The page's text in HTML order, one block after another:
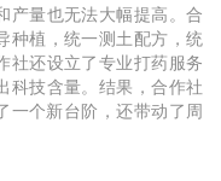
量也无法大幅提高。合
种植，统一测土配方，统
社还设立了专业打药服务
科技含量。结果，合作社
一个新台阶，还带动了周